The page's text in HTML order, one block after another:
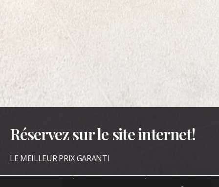
Réservez sur le site internet!
LE MEILLEUR PRIX GARANTI